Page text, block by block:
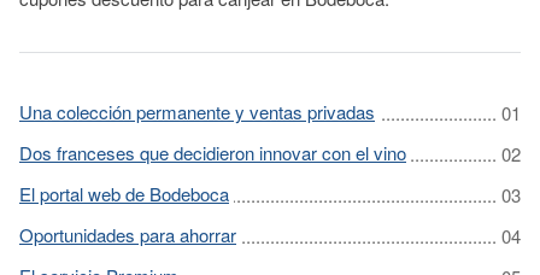
Una colección permanente y ventas privadas
Dos franceses que decidieron innovar con el vino
El portal web de Bodeboca
Oportunidades para ahorrar